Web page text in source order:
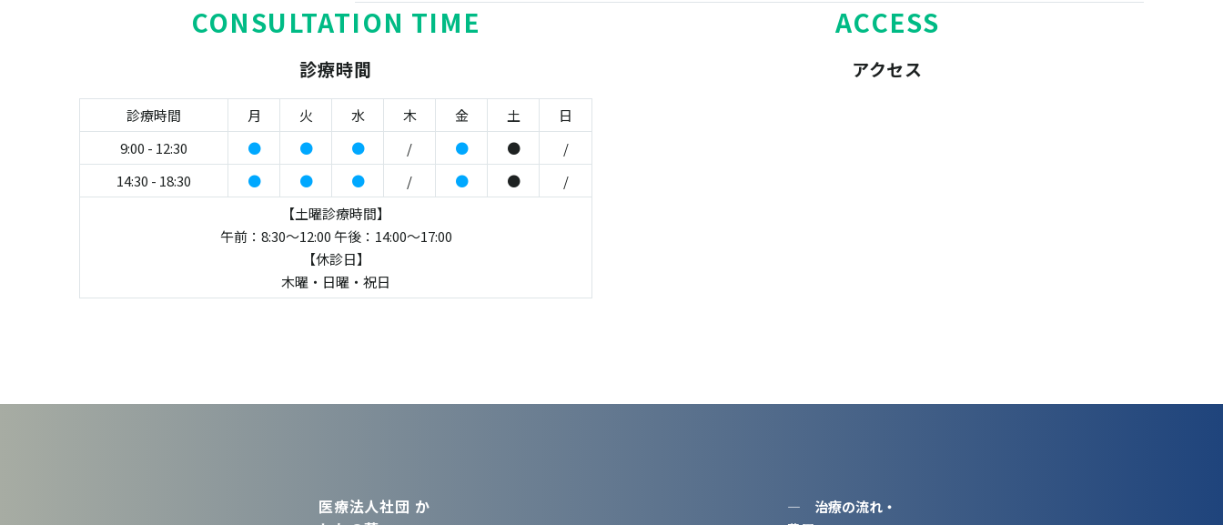
CONSULTATION TIME
診療時間
診療時間 月 火 水 木 金 土
日
9:00 - 12:30
● ● ● / ● ●
/
14:30 - 18:30
● ● ● / ● ●
/
【土曜診療時間】
午前：8:30～12:00 午後：14:00～17:00
【休診日】
木曜・日曜・祝日
ACCESS
アクセス
医療法人社団 か
― 治療の流れ・